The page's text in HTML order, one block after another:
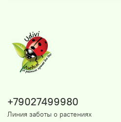
+79027499980
Линия заботы о растениях